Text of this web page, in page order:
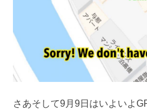
さあそして9月9日はいよいよ